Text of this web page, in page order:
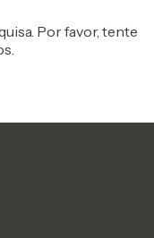
Por favor, tente